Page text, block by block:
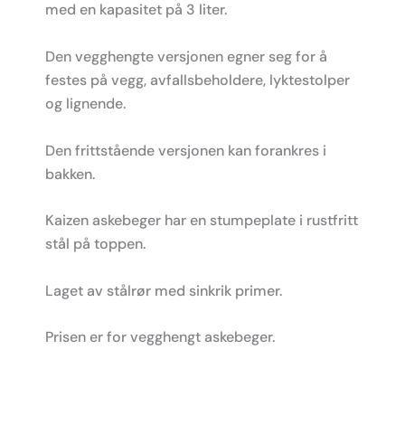
med en kapasitet på 3 liter.
Den vegghengte versjonen egner seg for å
festes på vegg, avfallsbeholdere, lyktestolper
og lignende.
Den frittstående versjonen kan forankres i
bakken.
Kaizen askebeger har en stumpeplate i rustfritt
stål på toppen.
Laget av stålrør med sinkrik primer.
Prisen er for vegghengt askebeger.